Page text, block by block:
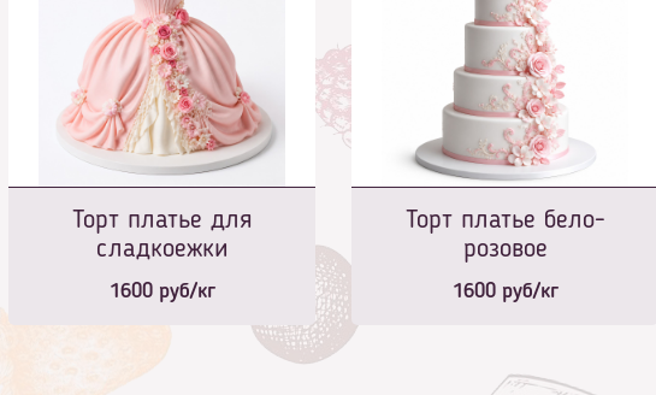
Торт платье для
сладкоежки
1600руб/кг
Торт платье бело-
розовое
1600руб/кг